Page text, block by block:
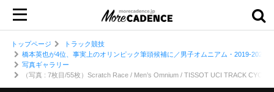
トップページ
トラック競技
橋本英也が4位、事実上のオリンピック筆頭候補に／男子オムニアム・2019-2020
写真ギャラリー
（写真 : 7枚目/55枚）Scratch Race / Men’s Omnium / TISSOT UCI TRACK